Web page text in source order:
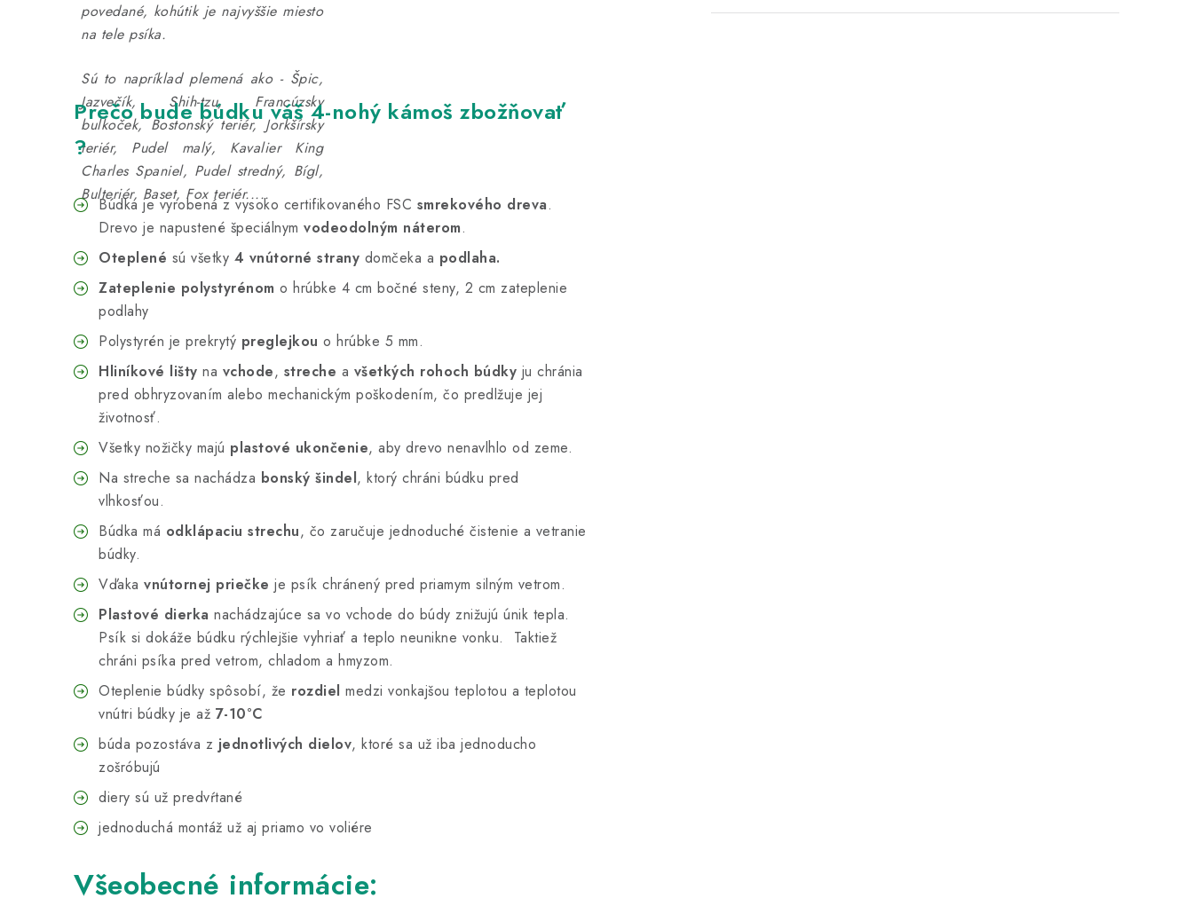
povedané, kohútik je najvyššie miesto
na tele psíka.
Sú to napríklad plemená ako - Špic,
Jazvečík, Shih-tzu, Francúzsky
bulkoček, Bostonský teriér, Jorkšírsky
teriér, Pudel malý, Kavalier King
Charles Spaniel, Pudel stredný, Bígl,
Bulteriér, Baset, Fox teriér.....
Prečo bude búdku váš 4-nohý kámoš zbožňovať
?
Búdka je vyrobená z vysoko certifikovaného FSC smrekového dreva.
Drevo je napustené špeciálnym vodeodolným náterom.
Oteplené sú všetky 4 vnútorné strany domčeka a podlaha.
Zateplenie polystyrénom o hrúbke 4 cm bočné steny, 2 cm zateplenie
podlahy
Polystyrén je prekrytý preglejkou o hrúbke 5 mm.
Hliníkové lišty na vchode, streche a všetkých rohoch búdky ju chránia
pred obhryzovaním alebo mechanickým poškodením, čo predlžuje jej
životnosť.
Všetky nožičky majú plastové ukončenie, aby drevo nenavlhlo od zeme.
Na streche sa nachádza bonský šindel, ktorý chráni búdku pred
vlhkosťou.
Búdka má odklápaciu strechu, čo zaručuje jednoduché čistenie a vetranie
búdky.
Vďaka vnútornej priečke je psík chránený pred priamym silným vetrom.
Plastové dierka nachádzajúce sa vo vchode do búdy znižujú únik tepla.
Psík si dokáže búdku rýchlejšie vyhriať a teplo neunikne vonku. Taktiež
chráni psíka pred vetrom, chladom a hmyzom.
Oteplenie búdky spôsobí, že rozdiel medzi vonkajšou teplotou a teplotou
vnútri búdky je až 7-10°C
búda pozostáva z jednotlivých dielov, ktoré sa už iba jednoducho
zošróbujú
diery sú už predvŕtané
jednoduchá montáž už aj priamo vo voliére
Všeobecné informácie: